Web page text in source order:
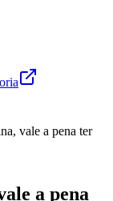
vale a pena ter
a pena